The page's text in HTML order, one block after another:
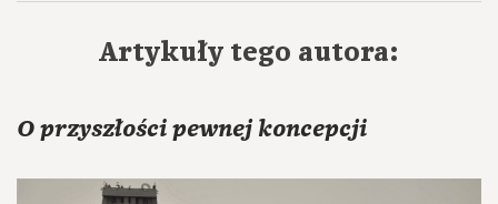
Artykuły tego autora:
O przyszłości pewnej koncepcji